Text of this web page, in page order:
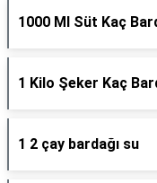
1000 Ml Süt Kaç
1 Kilo Şeker Kaç
1 2 çay bardağı su